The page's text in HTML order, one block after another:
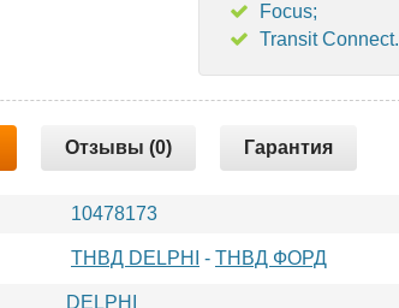
Focus;
Transit Connect.
Отзывы (0) Гарантия
10478173
ТНВД DELPHI - ТНВД ФОРД
DELPHI